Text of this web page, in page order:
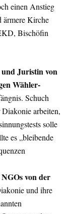
einen Anstieg
ärmere Kirche
Bischöfin
Juristin von
Wähler-
Schuch
arbeiten,
solle
es „bleibende
von der
und ihre